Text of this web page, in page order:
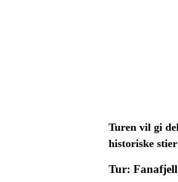
Turen vil gi
historiske
Tur: